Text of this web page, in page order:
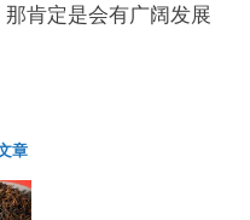
肯定是会有广阔发展
章